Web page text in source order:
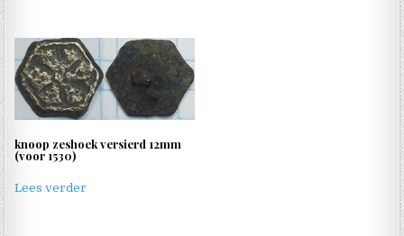
knoop zeshoek versierd 12mm
(voor 1530)
Lees verder